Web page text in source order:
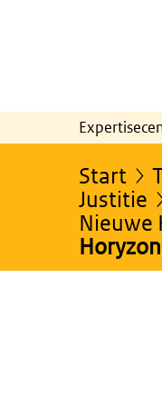
Start
Justitie
Nieuwe